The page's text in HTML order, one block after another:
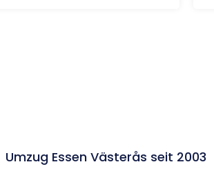
Umzug Essen Västerås seit 2003